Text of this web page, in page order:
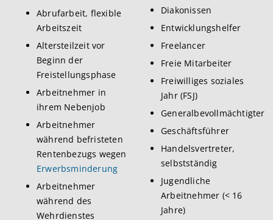
Abrufarbeit, flexible
Arbeitszeit
Altersteilzeit vor
Beginn der
Freistellungsphase
Arbeitnehmer in
ihrem Nebenjob
Arbeitnehmer
während befristeten
Rentenbezugs wegen
Erwerbsminderung
Arbeitnehmer
während des
Wehrdienstes
Diakonissen
Entwicklungshelfer
Freelancer
Freie Mitarbeiter
Freiwilliges soziales
Jahr (FSJ)
Generalbevollmächtigter
Geschäftsführer
Handelsvertreter,
selbstständig
Jugendliche
Arbeitnehmer (< 16
Jahre)